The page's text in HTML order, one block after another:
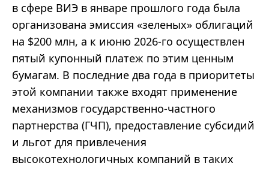
в сфере ВИЭ в январе прошлого года была
организована эмиссия «зеленых» облигаций
на $200 млн, а к июню 2026-го осуществлен
пятый купонный платеж по этим ценным
бумагам. В последние два года в приоритеты
этой компании также входят применение
механизмов государственно-частного
партнерства (ГЧП), предоставление субсидий
и льгот для привлечения
высокотехнологичных компаний в таких